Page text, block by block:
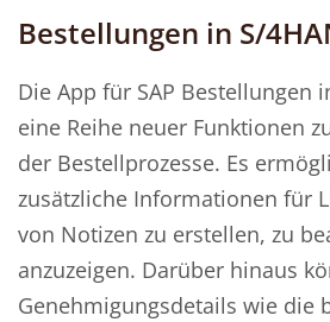
Bestellungen in S/
Die App für SAP Bestellungen
eine Reihe neuer Funktionen
der Bestellprozesse. Es
zusätzliche Informationen für
von Notizen zu erstellen, zu
anzuzeigen. Darüber hinaus
Genehmigungsdetails wie die